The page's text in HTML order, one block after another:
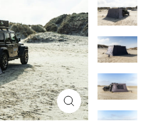
Fermer
(Esc)